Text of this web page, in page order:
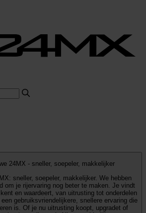
24MX - sneller, soepeler, makkelijker
soepeler, makkelijker. We hebben
om je rijervaring nog beter te maken. Je vindt
en waardeert, van uitrusting tot onderdelen
gebruiksvriendelijkere, snellere ervaring die
is. Of je nu uitrusting koopt, upgradet of